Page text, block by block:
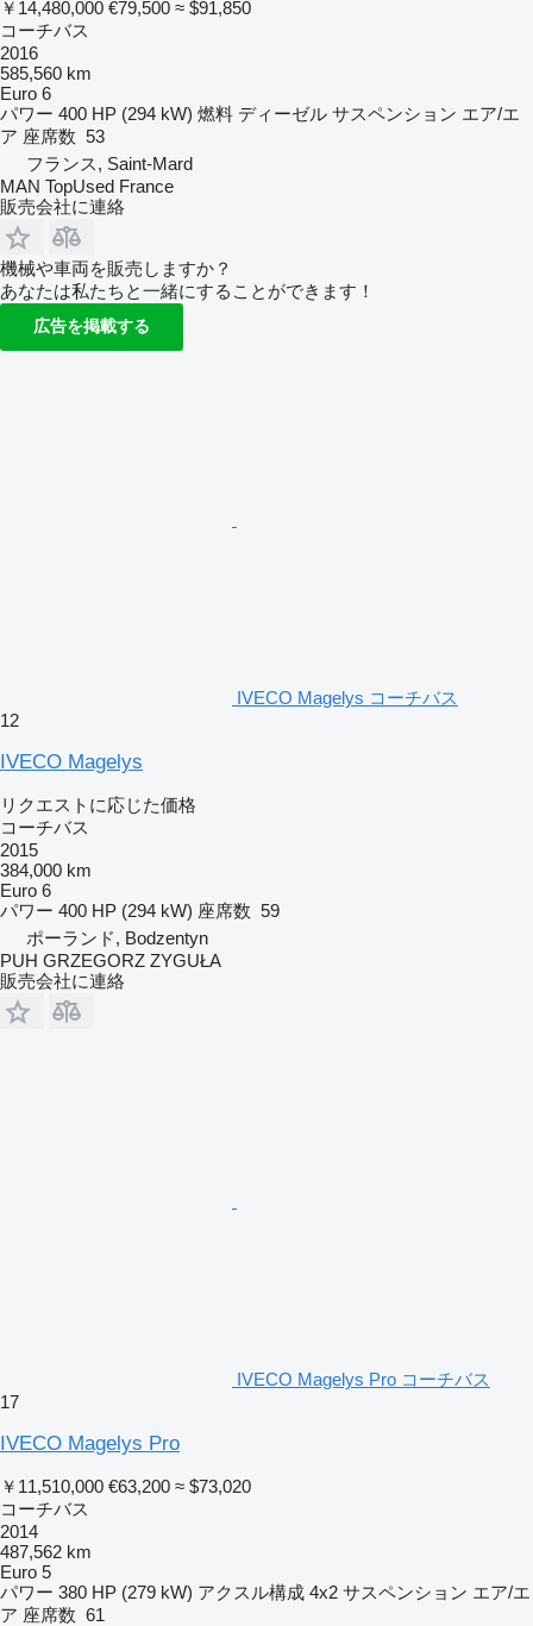
￥14,480,000 €79,500 ≈ $91,850
コーチバス
2016
585,560 km
Euro 6
パワー 400 HP (294 kW) 燃料 ディーゼル サスペンション エア/エ
ア 座席数 53
フランス, Saint-Mard
MAN TopUsed France
販売会社に連絡
機械や車両を販売しますか？
あなたは私たちと一緒にすることができます！
広告を掲載する
IVECO Magelys コーチバス
12
IVECO Magelys
リクエストに応じた価格
コーチバス
2015
384,000 km
Euro 6
パワー 400 HP (294 kW) 座席数 59
ポーランド, Bodzentyn
PUH GRZEGORZ ZYGUŁA
販売会社に連絡
IVECO Magelys Pro コーチバス
17
IVECO Magelys Pro
￥11,510,000 €63,200 ≈ $73,020
コーチバス
2014
487,562 km
Euro 5
パワー 380 HP (279 kW) アクスル構成 4x2 サスペンション エア/エ
ア 座席数 61